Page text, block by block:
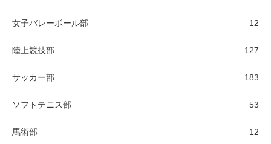
女子バレーボール部 12
陸上競技部 127
サッカー部 183
ソフトテニス部 53
馬術部 12